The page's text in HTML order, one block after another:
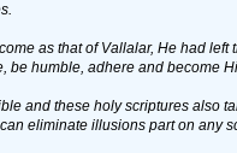
as that of Vallalar, He had left
be humble, adhere and become
and these holy scriptures also
eliminate illusions part on any